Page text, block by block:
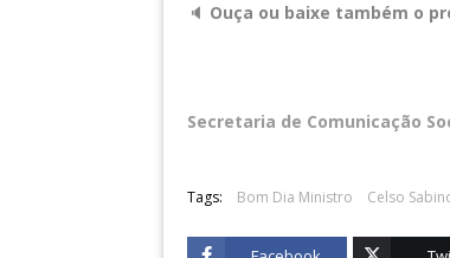
🔈 Ouça ou baixe também o
Secretaria de Comunicação
Tags: Bom Dia Ministro Celso